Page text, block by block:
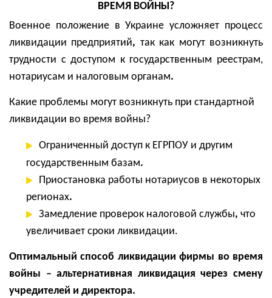
ВРЕМЯ ВОЙНЫ?
Военное положение в Украине усложняет процесс
ликвидации предприятий, так как могут возникнуть
трудности с доступом к государственным реестрам,
нотариусам и налоговым органам.
Какие проблемы могут возникнуть при стандартной
ликвидации во время войны?
Ограниченный доступ к ЕГРПОУ и другим
государственным базам.
Приостановка работы нотариусов в некоторых
регионах.
Замедление проверок налоговой службы, что
увеличивает сроки ликвидации.
Оптимальный способ ликвидации фирмы во время
войны – альтернативная ликвидация через смену
учредителей и директора.